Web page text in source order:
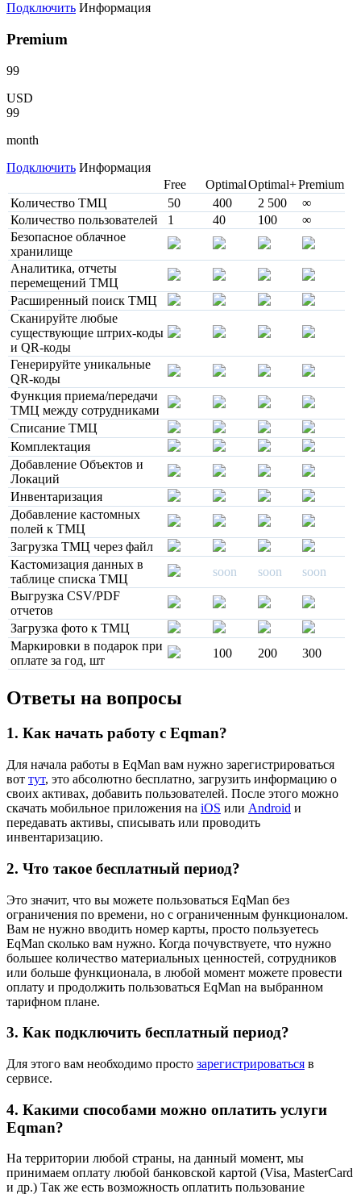
Подключить Информация
Premium
99
USD
99
month
Подключить Информация
Free
OptimalOptimal+Premium
Количество ТМЦ
50 400 2 500
∞
Количество пользователей
1 40 100
∞
Безопасное облачное
хранилище
Аналитика, отчеты
перемещений ТМЦ
Расширенный поиск ТМЦ
Сканируйте любые
существующие штрих-коды
и QR-коды
Генерируйте уникальные
QR-коды
Функция приема/передачи
ТМЦ между сотрудниками
Списание ТМЦ
Комплектация
Добавление Объектов и
Локаций
Инвентаризация
Добавление кастомных
полей к ТМЦ
Загрузка ТМЦ через файл
Кастомизация данных в
таблице списка ТМЦ
soon soon
soon
Выгрузка СSV/PDF
отчетов
Загрузка фото к ТМЦ
Маркировки в подарок при
оплате за год, шт
100 200 300
Ответы на вопросы
1. Как начать работу с Eqman?
Для начала работы в EqMan вам нужно зарегистрироваться
вот тут, это абсолютно бесплатно, загрузить информацию о
своих активах, добавить пользователей. После этого можно
скачать мобильное приложения на iOS или Android и
передавать активы, списывать или проводить
инвентаризацию.
2. Что такое бесплатный период?
Это значит, что вы можете пользоваться EqMan без
ограничения по времени, но с ограниченным функционалом.
Вам не нужно вводить номер карты, просто пользуетесь
EqMan сколько вам нужно. Когда почувствуете, что нужно
большее количество материальных ценностей, сотрудников
или больше функционала, в любой момент можете провести
оплату и продолжить пользоваться EqMan на выбранном
тарифном плане.
3. Как подключить бесплатный период?
Для этого вам необходимо просто зарегистрироваться в
сервисе.
4. Какими способами можно оплатить услуги
Eqman?
На территории любой страны, на данный момент, мы
принимаем оплату любой банковской картой (Visa, MasterCard
и др.) Так же есть возможность оплатить пользование